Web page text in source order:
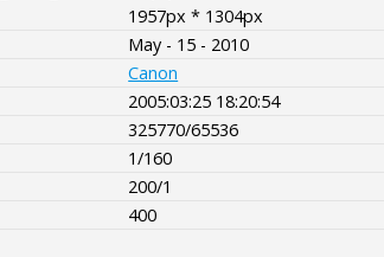
1957px * 1304px
May - 15 - 2010
Canon
2005:03:25 18:20:54
325770/65536
1/160
200/1
400